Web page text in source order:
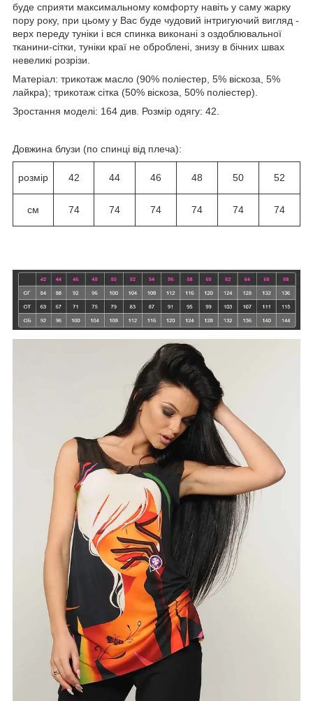
буде сприяти максимальному комфорту навіть у саму жарку
пору року, при цьому у Вас буде чудовий інтригуючий вигляд -
верх переду туніки і вся спинка виконані з оздоблювальної
тканини-сітки, туніки краї не оброблені, знизу в бічних швах
невеликі розрізи.
Матеріал: трикотаж масло (90% поліестер, 5% віскоза, 5%
лайкра); трикотаж сітка (50% віскоза, 50% поліестер).
Зростання моделі: 164 див. Розмір одягу: 42.
Довжина блузи (по спинці від плеча):
розмір 42 44 46 48 50 52
см 74 74 74 74 74 74